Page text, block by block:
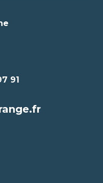
91